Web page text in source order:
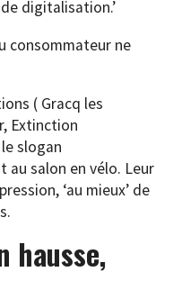
digitalisation.’
consommateur ne
( Gracq les
Extinction
slogan
salon en vélo. Leur
‘au mieux’ de
hausse,